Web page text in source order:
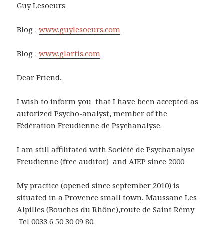
Guy Lesoeurs
Blog :www.guylesoeurs.com
Blog :www.glartis.com
Dear Friend,
I wish to inform you that I have been accepted as
autorized Psycho-analyst, member of the
Fédération Freudienne de Psychanalyse.
I am still affilitated with Société de Psychanalyse
Freudienne (free auditor) and AIEP since 2000
My practice (opened since september 2010) is
situated in a Provence small town, Maussane Les
Alpilles (Bouches du Rhône),route de Saint Rémy
Tel 0033 6 50 30 09 80.